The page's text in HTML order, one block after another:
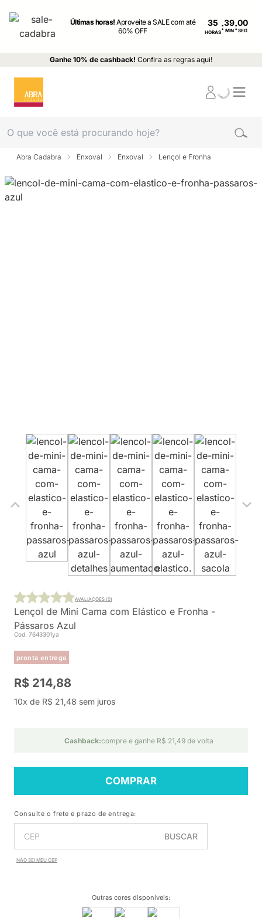
Últimas horas!Aproveite a SALE com até
60% OFF
35
HORAS: MIN : SEG
Ganhe 10% de cashback! Confira as regras aqui!
Abra Cadabra Enxoval Enxoval Lençol e Fronha
Lençol de Mini Cama com Elástico e Fronha -
Pássaros Azul
Cod. 7643301ya
pronta entrega
AVALIAÇÕES (0)
R$ 214,88
10x de R$ 21,48 sem juros
Cashback:compre e ganhe R$ 21,49 de volta
COMPRAR
Consulte o frete e prazo de entrega:
BUSCAR
NÃO SEI MEU CEP
Outras cores disponíveis: